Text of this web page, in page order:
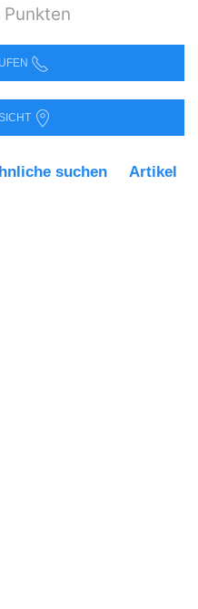
Punkten
suchen Artikel